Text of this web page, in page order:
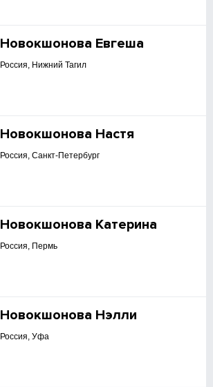
Новокшонова Евгеша
Россия, Нижний Тагил
Новокшонова Настя
Россия, Санкт-Петербург
Новокшонова Катерина
Россия, Пермь
Новокшонова Нэлли
Россия, Уфа